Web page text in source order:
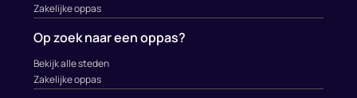
Zakelijke oppas
Op zoek naar een oppas?
Bekijk alle steden
Zakelijke oppas